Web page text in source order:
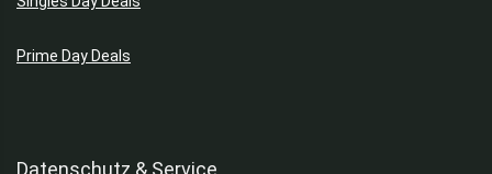
Prime Day Deals
Datenschutz & Service